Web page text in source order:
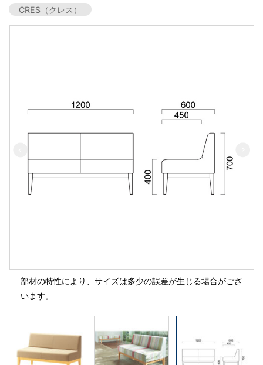
CRES（クレス）
部材の特性により、サイズは多少の誤差が生じる場合がござ
います。